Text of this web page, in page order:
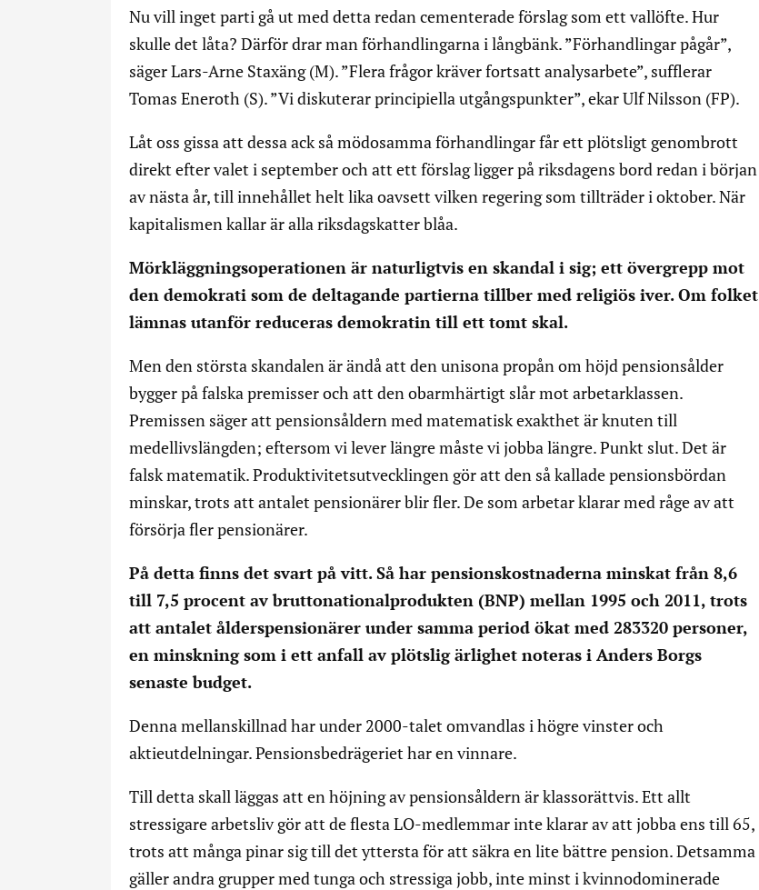
Nu vill inget parti gå ut med detta redan cementerade förslag som ett vallöfte. Hur
skulle det låta? Därför drar man förhandlingarna i långbänk. ”Förhandlingar pågår”,
säger Lars-Arne Staxäng (M). ”Flera frågor kräver fortsatt analysarbete”, sufflerar
Tomas Eneroth (S). ”Vi diskuterar principiella utgångspunkter”, ekar Ulf Nilsson (FP).
Låt oss gissa att dessa ack så mödosamma förhandlingar får ett plötsligt genombrott
direkt efter valet i september och att ett förslag ligger på riksdagens bord redan i början
av nästa år, till innehållet helt lika oavsett vilken regering som tillträder i oktober. När
kapitalismen kallar är alla riksdagskatter blåa.
Mörkläggningsoperationen är naturligtvis en skandal i sig; ett övergrepp mot
den demokrati som de deltagande partierna tillber med religiös iver. Om folket
lämnas utanför reduceras demokratin till ett tomt skal.
Men den största skandalen är ändå att den unisona propån om höjd pensionsålder
bygger på falska premisser och att den obarmhärtigt slår mot arbetarklassen.
Premissen säger att pensionsåldern med matematisk exakthet är knuten till
medellivslängden; eftersom vi lever längre måste vi jobba längre. Punkt slut. Det är
falsk matematik. Produktivitetsutvecklingen gör att den så kallade pensionsbördan
minskar, trots att antalet pensionärer blir fler. De som arbetar klarar med råge av att
försörja fler pensionärer.
På detta finns det svart på vitt. Så har pensionskostnaderna minskat från 8,6
till 7,5 procent av bruttonationalprodukten (BNP) mellan 1995 och 2011, trots
att antalet ålderspensionärer under samma period ökat med 283320 personer,
en minskning som i ett anfall av plötslig ärlighet noteras i Anders Borgs
senaste budget.
Denna mellanskillnad har under 2000-talet omvandlas i högre vinster och
aktieutdelningar. Pensionsbedrägeriet har en vinnare.
Till detta skall läggas att en höjning av pensionsåldern är klassorättvis. Ett allt
stressigare arbetsliv gör att de flesta LO-medlemmar inte klarar av att jobba ens till 65,
trots att många pinar sig till det yttersta för att säkra en lite bättre pension. Detsamma
gäller andra grupper med tunga och stressiga jobb, inte minst i kvinnodominerade